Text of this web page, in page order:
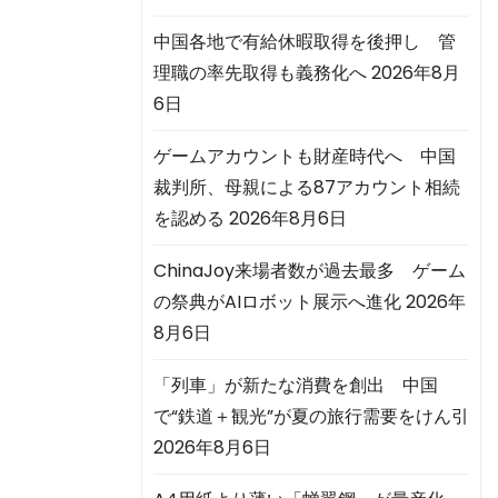
中国各地で有給休暇取得を後押し 管
理職の率先取得も義務化へ2026年8月
6日
ゲームアカウントも財産時代へ 中国
裁判所、母親による87アカウント相続
を認める 2026年8月6日
ChinaJoy来場者数が過去最多 ゲーム
の祭典がAIロボット展示へ進化2026年
8月6日
「列車」が新たな消費を創出 中国
で“鉄道＋観光”が夏の旅行需要をけん引
2026年8月6日